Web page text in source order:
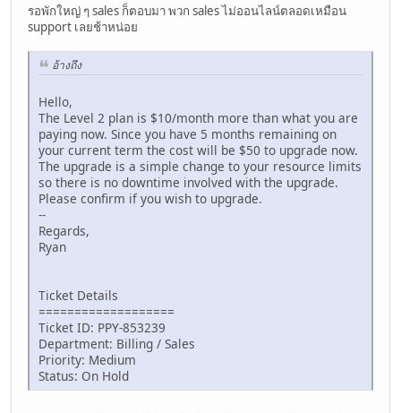
รอพักใหญ่ ๆ sales ก็ตอบมา พวก sales ไม่ออนไลน์ตลอดเหมือน
support เลยช้าหน่อย
อ้างถึง
Hello,
The Level 2 plan is $10/month more than what you are
paying now. Since you have 5 months remaining on
your current term the cost will be $50 to upgrade now.
The upgrade is a simple change to your resource limits
so there is no downtime involved with the upgrade.
Please confirm if you wish to upgrade.
--
Regards,
Ryan
Ticket Details
===================
Ticket ID: PPY-853239
Department: Billing / Sales
Priority: Medium
Status: On Hold